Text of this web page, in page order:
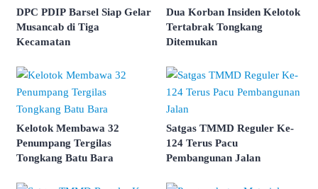
DPC PDIP Barsel Siap Gelar
Musancab di Tiga
Kecamatan
Dua Korban Insiden Kelotok
Tertabrak Tongkang
Ditemukan
Kelotok Membawa 32
Penumpang Tergilas
Tongkang Batu Bara
Satgas TMMD Reguler Ke-
124 Terus Pacu
Pembangunan Jalan